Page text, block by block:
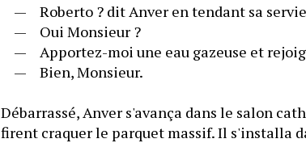
—	Roberto ? dit Anver en tendant sa
	—	Oui Monsieur ?
—	Apportez-moi une eau gazeuse et
	—	Bien, Monsieur.
Débarrassé, Anver s'avança dans le salon
firent craquer le parquet massif. Il s'installa